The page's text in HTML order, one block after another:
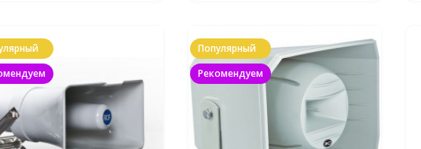
Популярный
Рекомендуем